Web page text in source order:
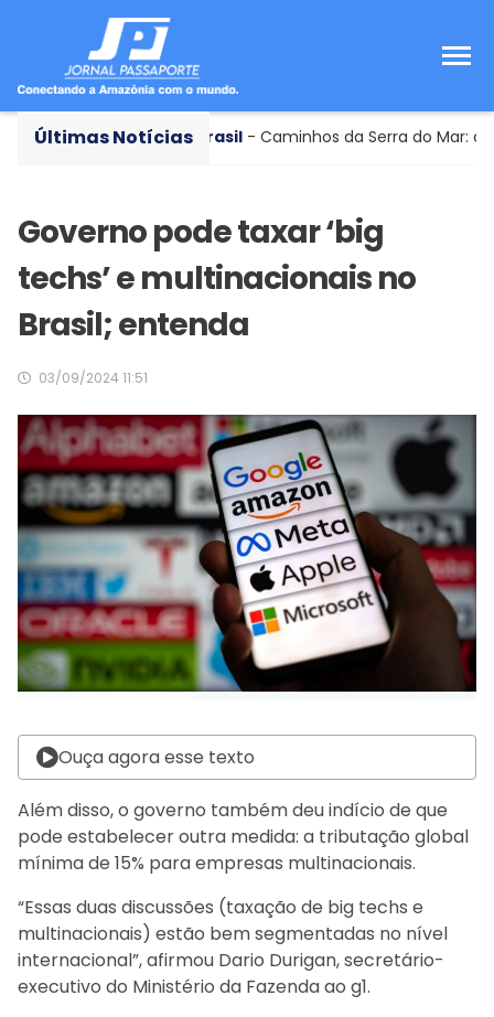
Últimas Notícias
Conheça o Brasil - Caminhos da Serra do Mar:
Governo pode taxar ‘big
techs’ e multinacionais no
Brasil; entenda
03/09/2024 11:51
Ouça agora esse texto
Além disso, o governo também deu indício de que
pode estabelecer outra medida: a tributação global
mínima de 15% para empresas multinacionais.
“Essas duas discussões (taxação de big techs e
multinacionais) estão bem segmentadas no nível
internacional”, afirmou Dario Durigan, secretário-
executivo do Ministério da Fazenda ao g1.